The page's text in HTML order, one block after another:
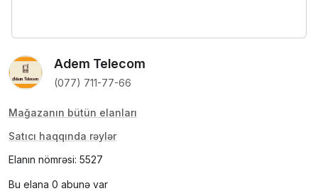
Adem Telecom
(077) 711-77-66
Mağazanın bütün elanları
Satıcı haqqında rəylər
Elanın nömrəsi: 5527
Bu elana 0 abunə var